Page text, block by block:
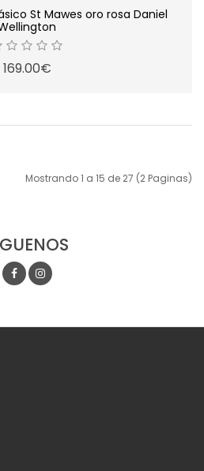
St Mawes oro rosa Daniel
169.00€
Mostrando 1 a 15 de 27 (2 Paginas)